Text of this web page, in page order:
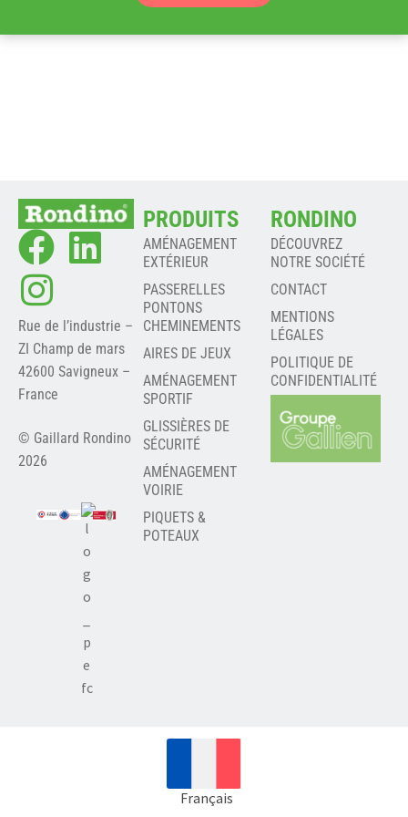
Rue de l’industrie –
ZI Champ de mars
42600 Savigneux –
France
© Gaillard Rondino
2026
PRODUITS
AMÉNAGEMENT
EXTÉRIEUR
PASSERELLES
PONTONS
CHEMINEMENTS
AIRES DE JEUX
AMÉNAGEMENT
SPORTIF
GLISSIÈRES DE
SÉCURITÉ
AMÉNAGEMENT
VOIRIE
PIQUETS &
POTEAUX
RONDINO
DÉCOUVREZ
NOTRE SOCIÉTÉ
CONTACT
MENTIONS
LÉGALES
POLITIQUE DE
CONFIDENTIALITÉ
Français